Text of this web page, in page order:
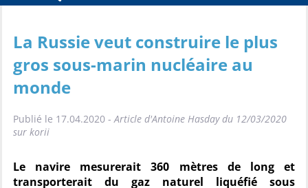
La Russie veut construire le plus
gros sous-marin nucléaire au
monde
Publié le 17.04.2020 -Article d'Antoine Hasday du 12/03/2020
sur korii
Le navire mesurerait 360 mètres de long et
transporterait du gaz naturel liquéfié sous